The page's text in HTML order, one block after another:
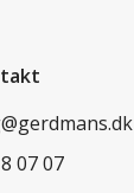
07 07